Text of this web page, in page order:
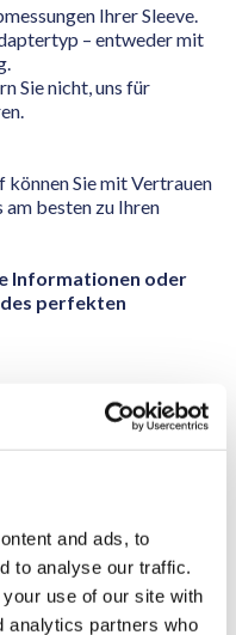
and ads, to
to analyse our traffic.
use of our site with
analytics partners who
Ihrer Sleeve.
– entweder mit
Sie nicht, uns für
Sie mit Vertrauen
am besten zu Ihren
Informationen oder
perfekten
helfen können! *